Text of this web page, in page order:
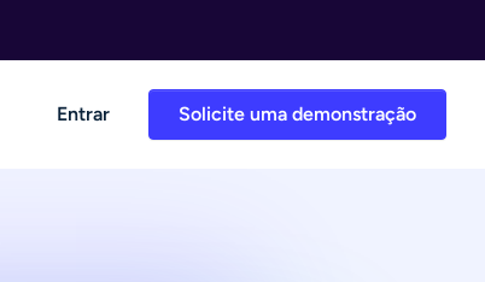
Solicite uma demonstração
Entrar